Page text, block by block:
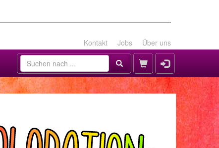
Kontakt Jobs Über uns